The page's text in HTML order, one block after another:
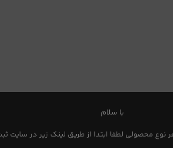
با سلام
نوع محصولی لطفا ابتدا از طریق لینک زیر در سایت